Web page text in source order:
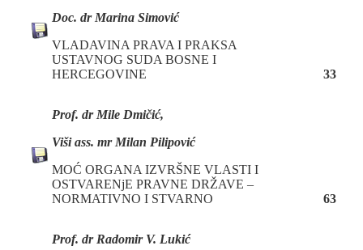
Doc. dr Marina Simović
VLADAVINA PRAVA I PRAKSA
USTAVNOG SUDA BOSNE I
HERCEGOVINE
33
Prof. dr Mile Dmičić,
Viši ass. mr Milan Pilipović
MOĆ ORGANA IZVRŠNE VLASTI I
OSTVARENjE PRAVNE DRŽAVE –
NORMATIVNO I STVARNO
63
Prof. dr Radomir V. Lukić